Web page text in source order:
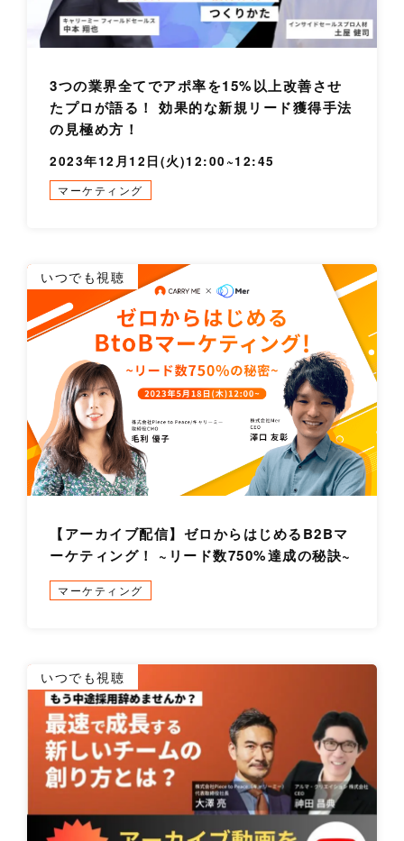
3つの業界全てでアポ率を15%以上改善させ
たプロが語る！ 効果的な新規リード獲得手法
の見極め方！
2023年12月12日(火)12:00~12:45
マーケティング
いつでも視聴
【アーカイブ配信】ゼロからはじめるB2Bマ
ーケティング！ ~リード数750%達成の秘訣~
マーケティング
いつでも視聴